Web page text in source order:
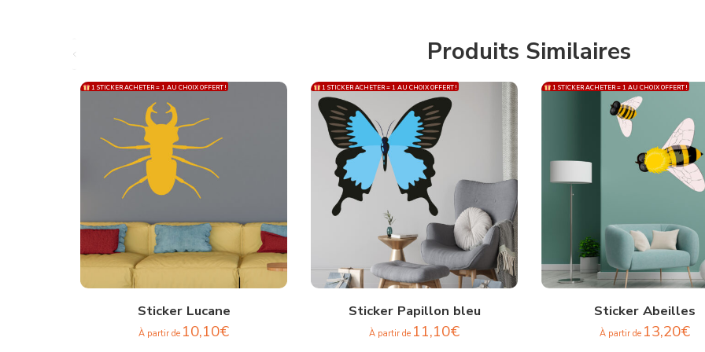
Produits Similaires
1 STICKER ACHETER = 1 AU CHOIX OFFERT !
Sticker Lucane
À partir de 10,10€
1 STICKER ACHETER = 1 AU CHOIX OFFERT !
Sticker Papillon bleu
À partir de 11,10€
1 STICKER ACHETER = 1 AU CHOIX OFFERT !
Sticker Abeilles
À partir de 13,20€